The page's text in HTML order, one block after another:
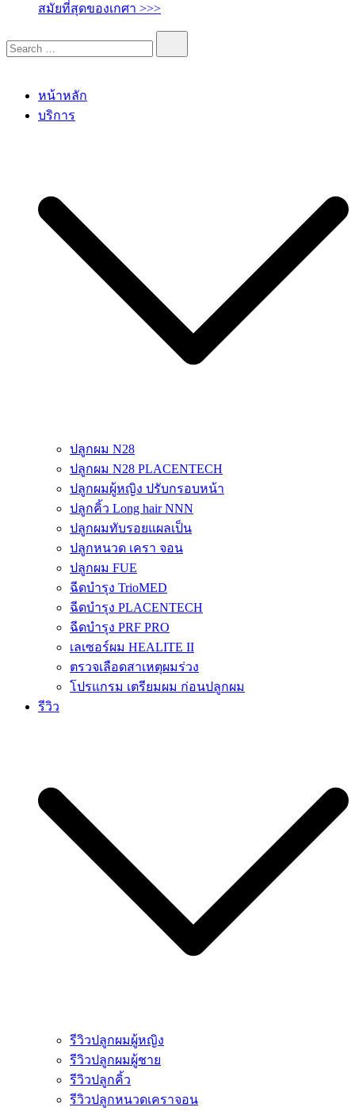
สมัยที่สุดของเกศา >>>
หน้าหลัก
บริการ
ปลูกผม N28
ปลูกผม N28 PLACENTECH
ปลูกผมผู้หญิง ปรับกรอบหน้า
ปลูกคิ้ว Long hair NNN
ปลูกผมทับรอยแผลเป็น
ปลูกหนวด เครา จอน
ปลูกผม FUE
ฉีดบำรุง TrioMED
ฉีดบำรุง PLACENTECH
ฉีดบำรุง PRF PRO
เลเซอร์ผม HEALITE II
ตรวจเลือดสาเหตุผมร่วง
โปรแกรม เตรียมผม ก่อนปลูกผม
รีวิว
รีวิวปลูกผมผู้หญิง
รีวิวปลูกผมผู้ชาย
รีวิวปลูกคิ้ว
รีวิวปลูกหนวดเคราจอน